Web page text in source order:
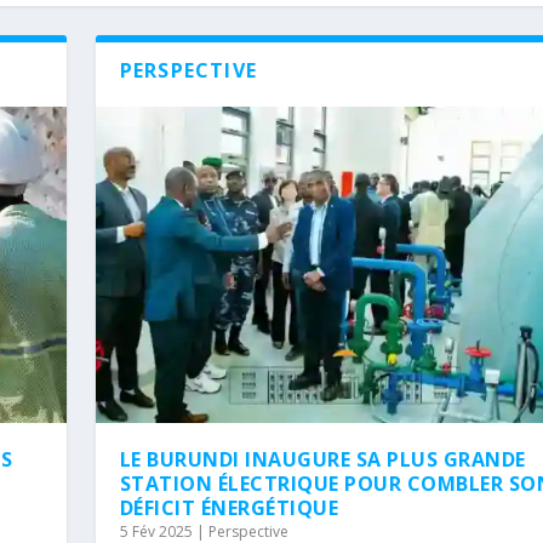
PERSPECTIVE
LE BURUNDI INAUGURE SA PLUS GRANDE
STATION ÉLECTRIQUE POUR COMBLER
DÉFICIT ÉNERGÉTIQUE
5 Fév 2025 | Perspective